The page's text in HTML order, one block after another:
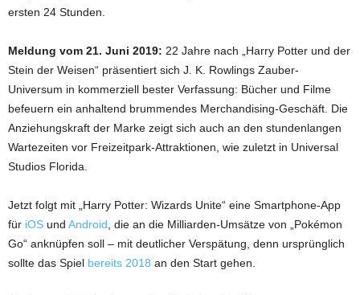
ersten 24 Stunden.
Meldung vom 21. Juni 2019: 22 Jahre nach „Harry Potter und der
Stein der Weisen“ präsentiert sich J. K. Rowlings Zauber-
Universum in kommerziell bester Verfassung: Bücher und Filme
befeuern ein anhaltend brummendes Merchandising-Geschäft. Die
Anziehungskraft der Marke zeigt sich auch an den stundenlangen
Wartezeiten vor Freizeitpark-Attraktionen, wie zuletzt in Universal
Studios Florida.
Jetzt folgt mit „Harry Potter: Wizards Unite“ eine Smartphone-App
für iOS und Android , die an die Milliarden-Umsätze von „Pokémon
Go“ anknüpfen soll – mit deutlicher Verspätung, denn ursprünglich
sollte das Spiel bereits 2018 an den Start gehen.